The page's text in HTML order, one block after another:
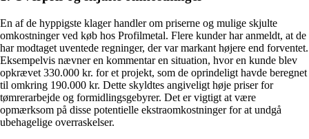
En af de hyppigste klager handler om priserne og mulige skjulte
omkostninger ved køb hos Profilmetal. Flere kunder har anmeldt, at de
har modtaget uventede regninger, der var markant højere end forventet.
Eksempelvis nævner en kommentar en situation, hvor en kunde blev
opkrævet 330.000 kr. for et projekt, som de oprindeligt havde beregnet
til omkring 190.000 kr. Dette skyldtes angiveligt høje priser for
tømrerarbejde og formidlingsgebyrer. Det er vigtigt at være
opmærksom på disse potentielle ekstraomkostninger for at undgå
ubehagelige overraskelser.